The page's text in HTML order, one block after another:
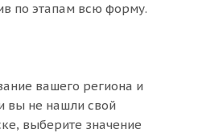
по этапам всю форму.
вашего региона и
вы не нашли свой
выберите значение